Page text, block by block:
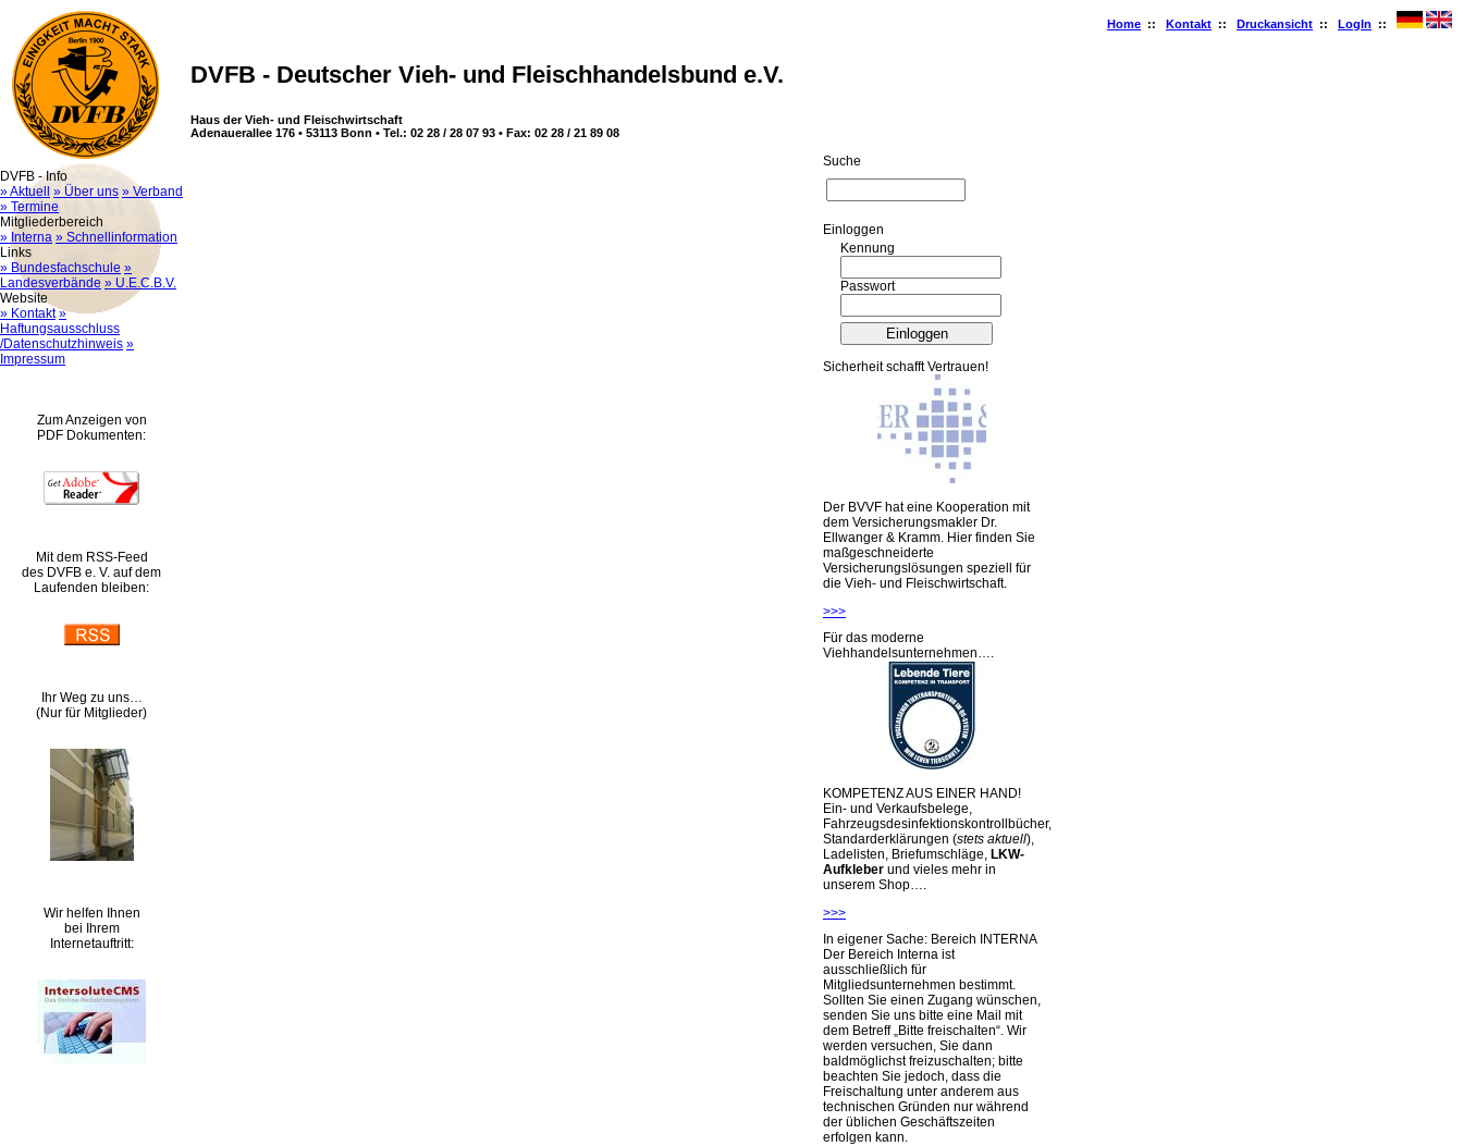
Home :: Kontakt :: Druckansicht :: LogIn ::
DVFB - Deutscher Vieh- und Fleischhandelsbund e.V.
Haus der Vieh- und Fleischwirtschaft
Adenauerallee 176 • 53113 Bonn • Tel.: 02 28 / 28 07 93 • Fax: 02 28 / 21 89 08
DVFB - Info
» Aktuell
» Über uns » Verband
» Termine
Mitgliederbereich
» Interna » Schnellinformation
Links
» Bundesfachschule »
Landesverbände » U.E.C.B.V.
Website
» Kontakt »
Haftungsausschluss
/Datenschutzhinweis »
Impressum
Zum Anzeigen von
PDF Dokumenten:
Mit dem RSS-Feed
des DVFB e. V. auf dem
Laufenden bleiben:
Ihr Weg zu uns…
(Nur für Mitglieder)
Wir helfen Ihnen
bei Ihrem
Internetauftritt:
Suche
Ein­log­gen
Kennung
Passwort
Sicherheit schafft Vertrauen!
Der BVVF hat eine Kooperation mit
dem Versicherungsmakler Dr.
Ellwanger & Kramm. Hier finden Sie
maßgeschneiderte
Versicherungslösungen speziell für
die Vieh- und Fleischwirtschaft.
>>>
Für das moderne
Viehhandelsunternehmen….
KOMPETENZ AUS EINER HAND!
Ein- und Verkaufsbelege,
Fahrzeugsdesinfektionskontrollbücher,
Standarderklärungen (stets aktuell),
Ladelisten, Briefumschläge, LKW-
Aufkleber und vieles mehr in
unserem Shop….
>>>
In eigener Sache: Bereich INTERNA
Der Bereich Interna ist
ausschließlich für
Mitgliedsunternehmen bestimmt.
Sollten Sie einen Zugang wünschen,
senden Sie uns bitte eine Mail mit
dem Betreff „Bitte freischalten“. Wir
werden versuchen, Sie dann
baldmöglichst freizuschalten; bitte
beachten Sie jedoch, dass die
Freischaltung unter anderem aus
technischen Gründen nur während
der üblichen Geschäftszeiten
erfolgen kann.